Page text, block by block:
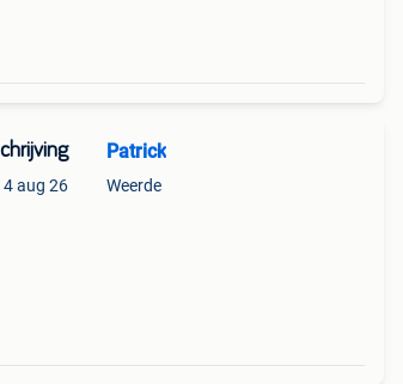
4 aug 26
Patrick
Weerde